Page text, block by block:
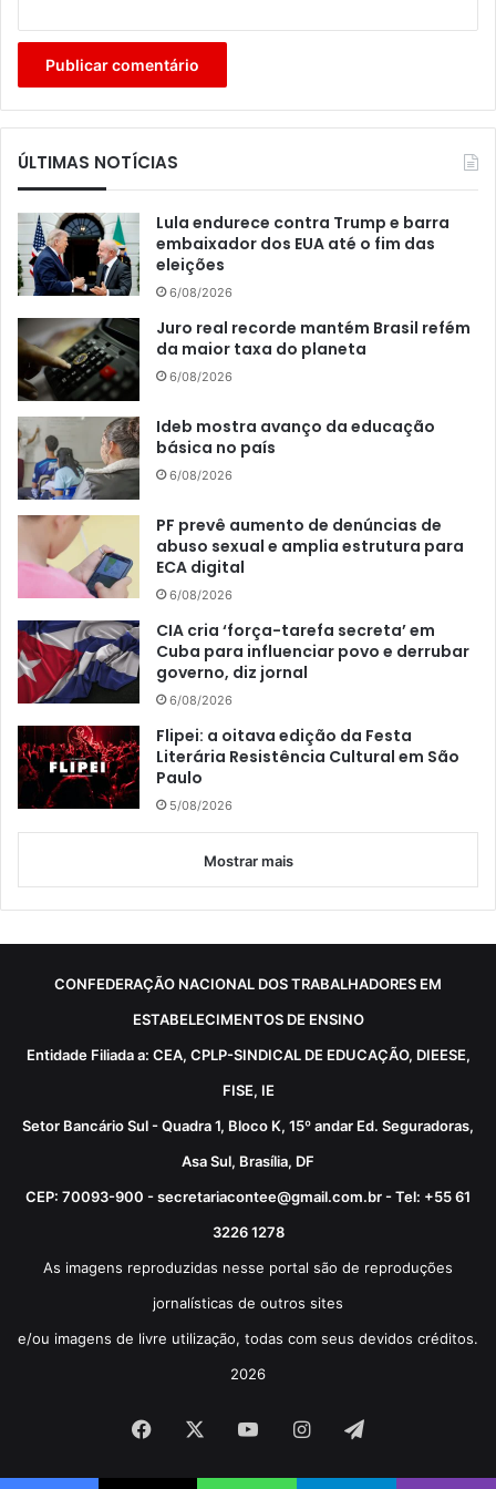
ÚLTIMAS NOTÍCIAS
Lula endurece contra Trump e barra
embaixador dos EUA até o fim das
eleições
6/08/2026
Juro real recorde mantém Brasil refém
da maior taxa do planeta
6/08/2026
Ideb mostra avanço da educação
básica no país
6/08/2026
PF prevê aumento de denúncias de
abuso sexual e amplia estrutura para
ECA digital
6/08/2026
CIA cria ‘força-tarefa secreta’ em
Cuba para influenciar povo e derrubar
governo, diz jornal
6/08/2026
Flipei: a oitava edição da Festa
Literária Resistência Cultural em São
Paulo
5/08/2026
Mostrar mais
CONFEDERAÇÃO NACIONAL DOS TRABALHADORES EM
ESTABELECIMENTOS DE ENSINO
Entidade Filiada a: CEA, CPLP-SINDICAL DE EDUCAÇÃO, DIEESE,
FISE, IE
Setor Bancário Sul - Quadra 1, Bloco K, 15º andar Ed. Seguradoras,
Asa Sul, Brasília, DF
CEP: 70093-900 - secretariacontee@gmail.com.br - Tel: +55 61
3226 1278
As imagens reproduzidas nesse portal são de reproduções
jornalísticas de outros sites
e/ou imagens de livre utilização, todas com seus devidos créditos.
2026
Facebook YouTubeInstagram